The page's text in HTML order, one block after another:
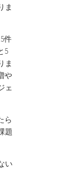
ま
件
5
ま
や
ェ
ら
題
い